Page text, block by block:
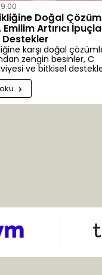
Doğal
Artırıcı
karşı doğal
zengin besinler, C
ve bitkisel